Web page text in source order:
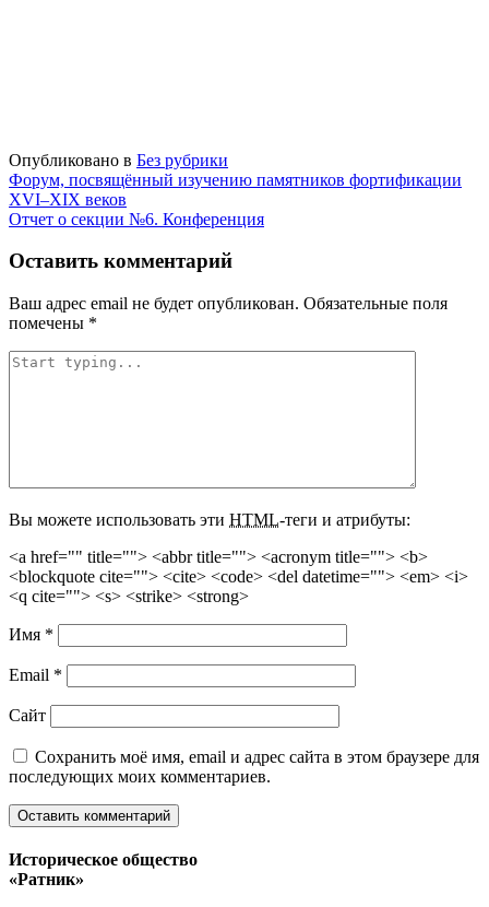
Опубликовано в Без рубрики
Навигация
по
Форум, посвящённый изучению памятников фортификации
XVI–XIX веков
Отчет о секции №6. Конференция
Оставить комментарий
Ваш адрес email не будет опубликован. Обязательные поля
помечены *
Вы можете использовать эти HTML-теги и атрибуты:
<a href="" title=""> <abbr title=""> <acronym title=""> <b>
<blockquote cite=""> <cite> <code> <del datetime=""> <em> <i>
<q cite=""> <s> <strike> <strong>
Имя *
Email *
Сайт
Сохранить моё имя, email и адрес сайта в этом браузере для
последующих моих комментариев.
Историческое общество
«Ратник»